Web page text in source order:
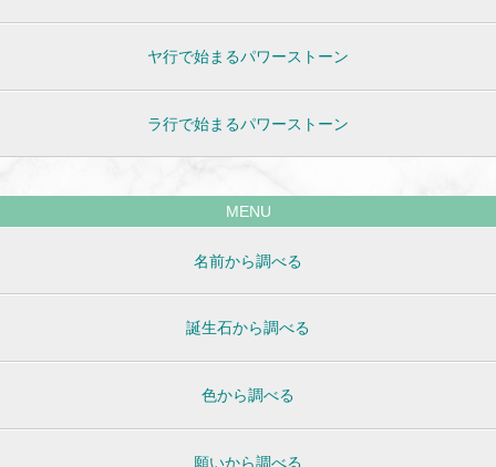
ヤ行で始まるパワーストーン
ラ行で始まるパワーストーン
MENU
名前から調べる
誕生石から調べる
色から調べる
願いから調べる